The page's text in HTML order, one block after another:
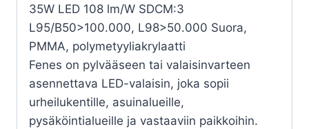
35W LED 108 lm/W SDCM:3
L95/B50>100.000, L98>50.000 Suora,
PMMA, polymetyyliakrylaatti
Fenes on pylvääseen tai valaisinvarteen
asennettava LED-valaisin, joka sopii
urheilukentille, asuinalueille,
pysäköintialueille ja vastaaviin paikkoihin.